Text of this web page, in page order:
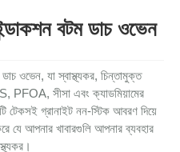
বটম ডাচ ওভেন
ওভেন, যা স্বাস্থ্যকর, চিন্তামুক্ত
PFOA, সীসা এবং ক্যাডমিয়ামের
টেকসই গ্রানাইট নন-স্টিক আবরণ দিয়ে
যে আপনার খাবারগুলি আপনার ব্যবহার